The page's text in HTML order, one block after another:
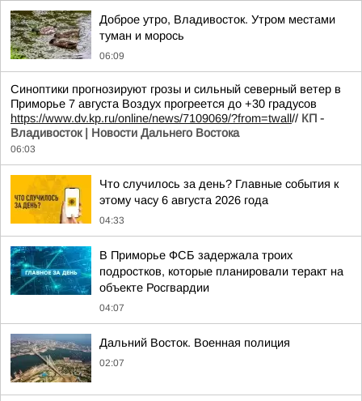
Доброе утро, Владивосток. Утром местами
туман и морось
06:09
Синоптики прогнозируют грозы и сильный северный ветер в
Приморье 7 августа Воздух прогреется до +30 градусов
https://www.dv.kp.ru/online/news/7109069/?from=twall// КП -
Владивосток | Новости Дальнего Востока
06:03
Что случилось за день? Главные события к
этому часу 6 августа 2026 года
04:33
В Приморье ФСБ задержала троих
подростков, которые планировали теракт на
объекте Росгвардии
04:07
Дальний Восток. Военная полиция
02:07